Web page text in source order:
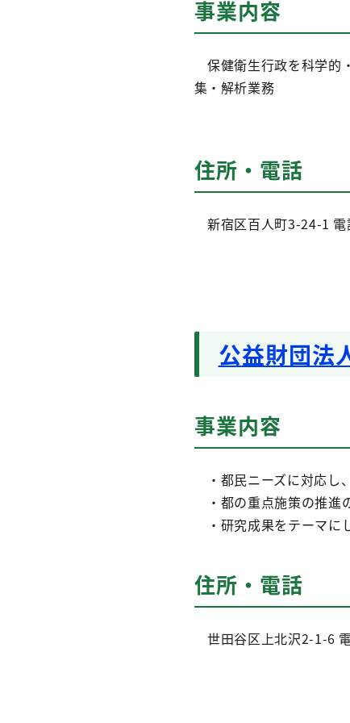
事業内容
保健衛生行政を科学的
集・解析業務
住所・電話
新宿区百人町3-24-1
公益財団法
事業内容
・都民ニーズに対応し
・都の重点施策の推進
・研究成果をテーマに
住所・電話
世田谷区上北沢2-1-6